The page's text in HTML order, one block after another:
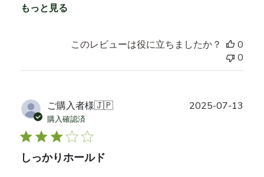
もっと見る
このレビューは役に立ちましたか？
0
0
ご購入者様🇯🇵
購入確認済
しっかりホールド
2025-07-13